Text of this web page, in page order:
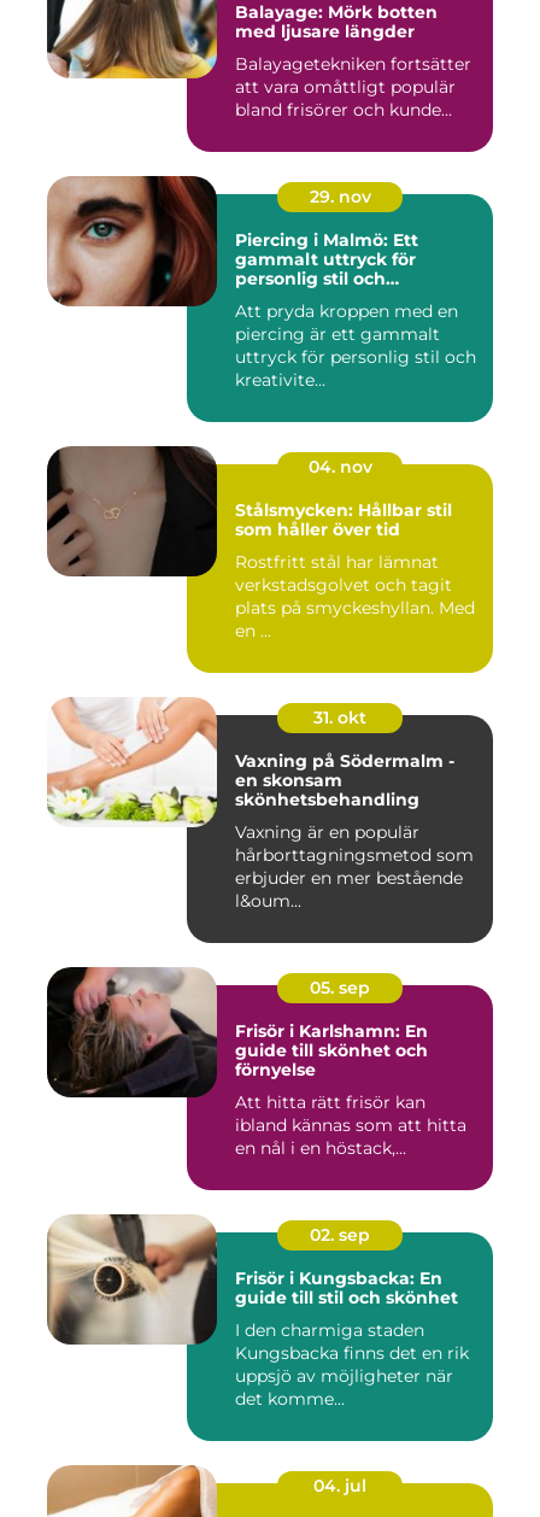
Balayage: Mörk botten
med ljusare längder
Balayagetekniken fortsätter
att vara omåttligt populär
bland frisörer och kunde...
29. nov
Piercing i Malmö: Ett
gammalt uttryck för
personlig stil och
Att pryda kroppen med en
piercing är ett gammalt
uttryck för personlig stil och
kreativite...
04. nov
Stålsmycken: Hållbar stil
som håller över tid
Rostfritt stål har lämnat
verkstadsgolvet och tagit
plats på smyckeshyllan. Med
en ...
31. okt
Vaxning på Södermalm -
en skonsam
skönhetsbehandling
Vaxning är en populär
hårborttagningsmetod som
erbjuder en mer bestående
l&oum...
05. sep
Frisör i Karlshamn: En
guide till skönhet och
förnyelse
Att hitta rätt frisör kan
ibland kännas som att hitta
en nål i en höstack,...
02. sep
Frisör i Kungsbacka: En
guide till stil och skönhet
I den charmiga staden
Kungsbacka finns det en rik
uppsjö av möjligheter när
det komme...
04. jul